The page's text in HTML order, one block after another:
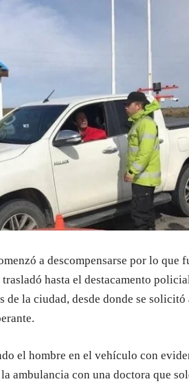
a descompensarse por lo que
hasta el destacamento
la ciudad, desde donde se solicitó
el hombre en el vehículo con
ambulancia con una doctora que